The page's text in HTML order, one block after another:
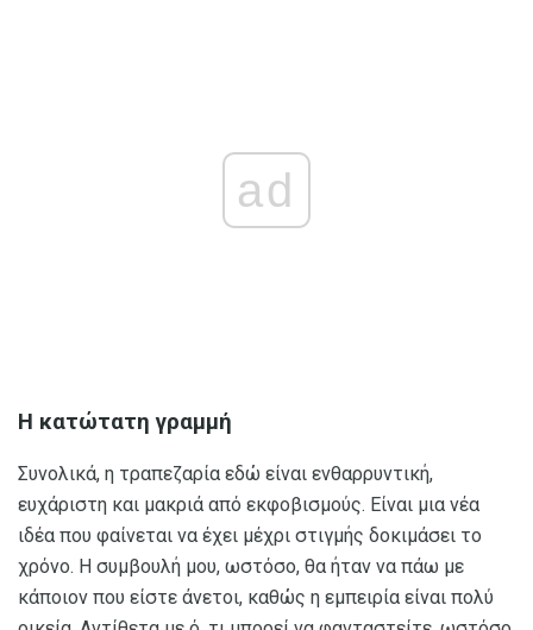
ad
Η κατώτατη γραμμή
Συνολικά, η τραπεζαρία εδώ είναι ενθαρρυντική,
ευχάριστη και μακριά από εκφοβισμούς. Είναι μια νέα
ιδέα που φαίνεται να έχει μέχρι στιγμής δοκιμάσει το
χρόνο. Η συμβουλή μου, ωστόσο, θα ήταν να πάω με
κάποιον που είστε άνετοι, καθώς η εμπειρία είναι πολύ